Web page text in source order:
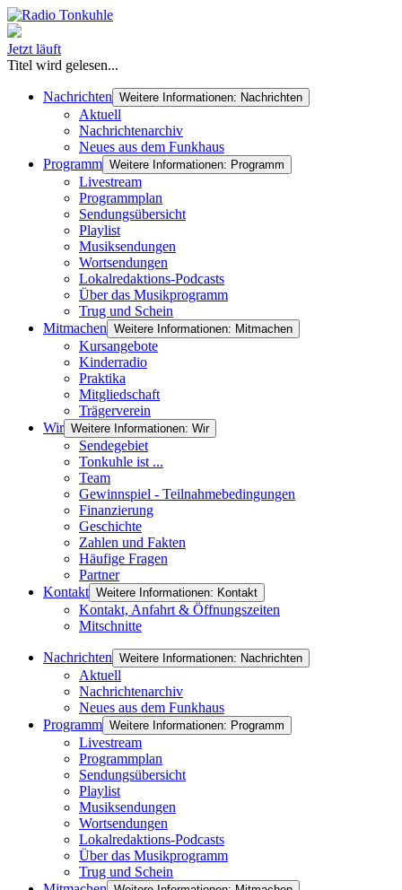
Jetzt läuft
Titel wird gelesen...
Nachrichten Weitere Informationen: Nachrichten
Aktuell
Nachrichtenarchiv
Neues aus dem Funkhaus
Programm Weitere Informationen: Programm
Livestream
Programmplan
Sendungsübersicht
Playlist
Musiksendungen
Wortsendungen
Lokalredaktions-Podcasts
Über das Musikprogramm
Trug und Schein
Mitmachen Weitere Informationen: Mitmachen
Kursangebote
Kinderradio
Praktika
Mitgliedschaft
Trägerverein
Wir Weitere Informationen: Wir
Sendegebiet
Tonkuhle ist ...
Team
Gewinnspiel - Teilnahmebedingungen
Finanzierung
Geschichte
Zahlen und Fakten
Häufige Fragen
Partner
Kontakt Weitere Informationen: Kontakt
Kontakt, Anfahrt & Öffnungszeiten
Mitschnitte
Nachrichten Weitere Informationen: Nachrichten
Aktuell
Nachrichtenarchiv
Neues aus dem Funkhaus
Programm Weitere Informationen: Programm
Livestream
Programmplan
Sendungsübersicht
Playlist
Musiksendungen
Wortsendungen
Lokalredaktions-Podcasts
Über das Musikprogramm
Trug und Schein